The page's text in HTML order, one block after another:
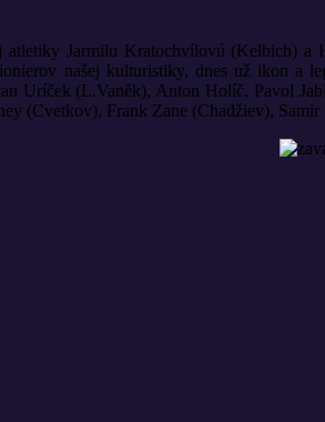
atletiky Jarmilu Kratochvílovú (Kelbich)
našej kulturistiky, dnes už ikon a
Uríček (L.Vaněk), Anton Holíč, Pavol
(Cvetkov), Frank Zane (Chadžiev),